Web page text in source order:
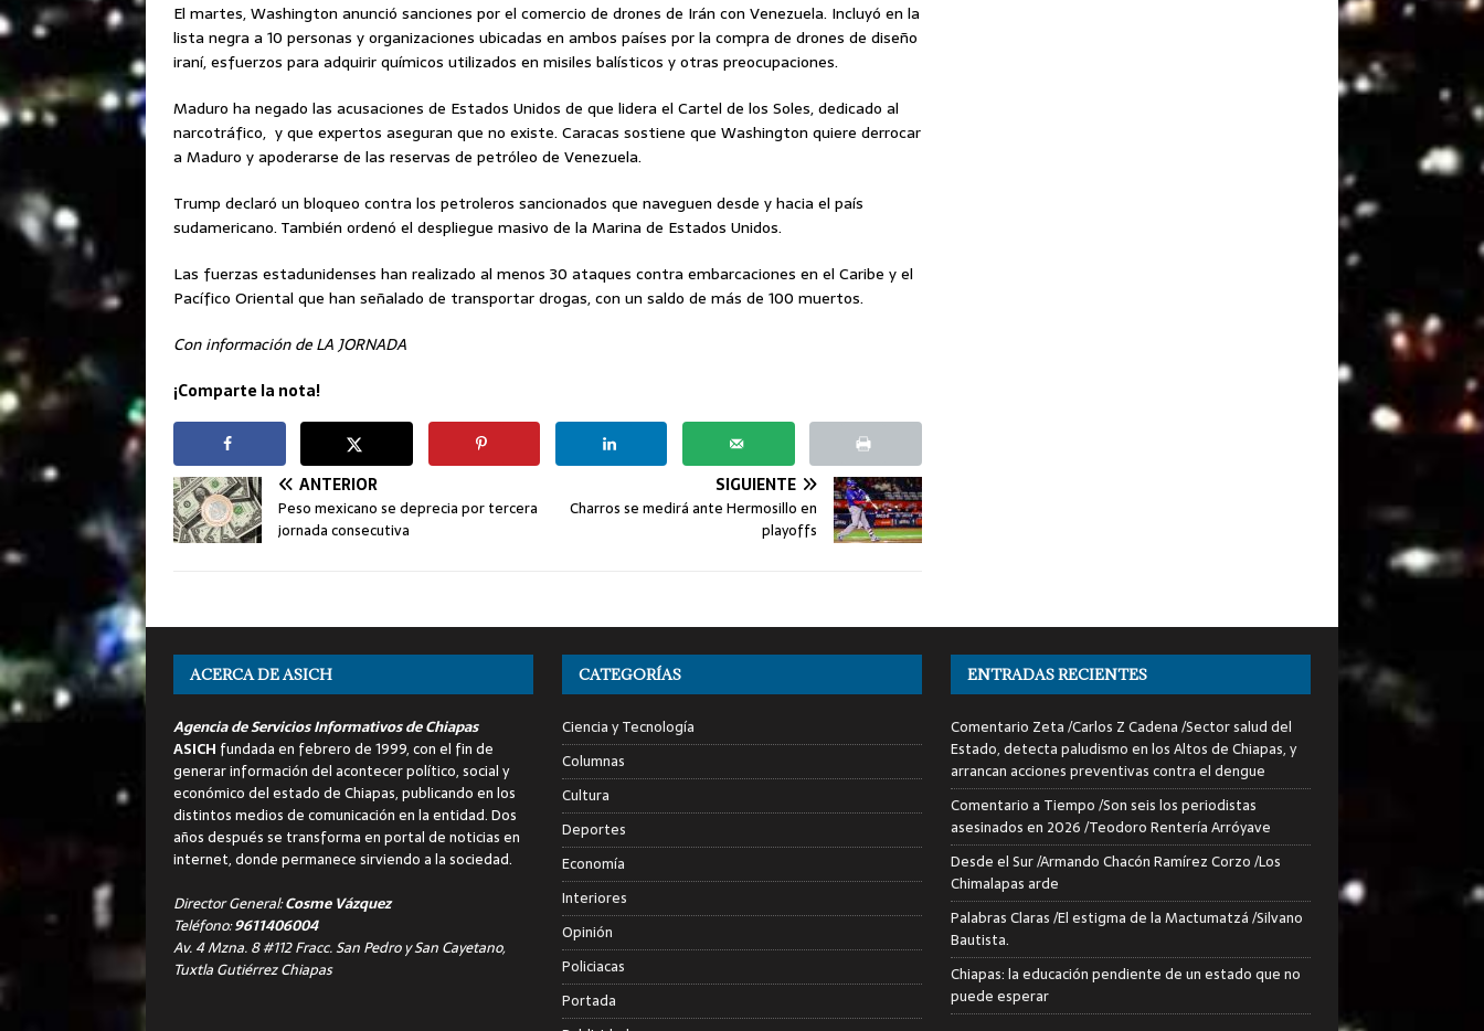
El martes, Washington anunció sanciones por el comercio de drones de Irán con Venezuela. Incluyó en la
lista negra a 10 personas y organizaciones ubicadas en ambos países por la compra de drones de diseño
iraní, esfuerzos para adquirir químicos utilizados en misiles balísticos y otras preocupaciones.
Maduro ha negado las acusaciones de Estados Unidos de que lidera el Cartel de los Soles, dedicado al
narcotráfico, y que expertos aseguran que no existe. Caracas sostiene que Washington quiere derrocar
a Maduro y apoderarse de las reservas de petróleo de Venezuela.
Trump declaró un bloqueo contra los petroleros sancionados que naveguen desde y hacia el país
sudamericano. También ordenó el despliegue masivo de la Marina de Estados Unidos.
Las fuerzas estadunidenses han realizado al menos 30 ataques contra embarcaciones en el Caribe y el
Pacífico Oriental que han señalado de transportar drogas, con un saldo de más de 100 muertos.
Con información de LA JORNADA
¡Comparte la nota!
ANTERIOR
Peso mexicano se deprecia por tercera
jornada consecutiva
SIGUIENTE
Charros se medirá ante Hermosillo en
playoffs
ACERCA DE ASICH
Agencia de Servicios Informativos de Chiapas
ASICH fundada en febrero de 1999, con el fin de
generar información del acontecer político, social y
económico del estado de Chiapas, publicando en los
distintos medios de comunicación en la entidad. Dos
años después se transforma en portal de noticias en
internet, donde permanece sirviendo a la sociedad.
Director General:Cosme Vázquez
Teléfono:9611406004
Av. 4 Mzna. 8 #112 Fracc. San Pedro y San Cayetano,
Tuxtla Gutiérrez Chiapas
CATEGORÍAS
Ciencia y Tecnología
Columnas
Cultura
Deportes
Economía
Interiores
Opinión
Policiacas
Portada
ENTRADAS RECIENTES
Comentario Zeta /Carlos Z Cadena /Sector salud del
Estado, detecta paludismo en los Altos de Chiapas, y
arrancan acciones preventivas contra el dengue
Comentario a Tiempo /Son seis los periodistas
asesinados en 2026 /Teodoro Rentería Arróyave
Desde el Sur /Armando Chacón Ramírez Corzo /Los
Chimalapas arde
Palabras Claras /El estigma de la Mactumatzá /Silvano
Bautista.
Chiapas: la educación pendiente de un estado que no
puede esperar